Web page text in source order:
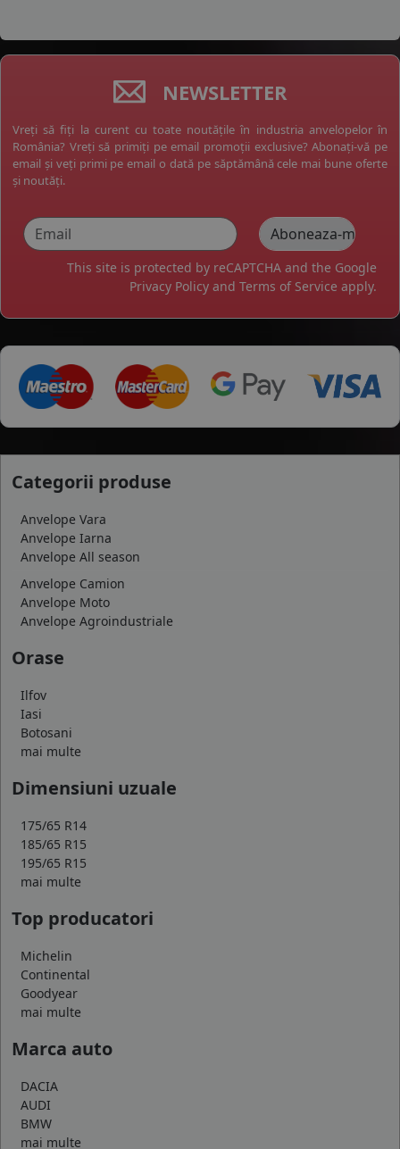
NEWSLETTER
Vreți să fiți la curent cu toate noutățile în industria anvelopelor în
România? Vreți să primiți pe email promoții exclusive? Abonați-vă pe
email și veți primi pe email o dată pe săptămână cele mai bune oferte
și noutăți.
This site is protected by reCAPTCHA and the Google
Privacy Policy and Terms of Service apply.
Categorii produse
Anvelope Vara
Anvelope Iarna
Anvelope All season
Anvelope Camion
Anvelope Moto
Anvelope Agroindustriale
Orase
Ilfov
Iasi
Botosani
mai multe
Dimensiuni uzuale
175/65 R14
185/65 R15
195/65 R15
mai multe
Top producatori
Michelin
Continental
Goodyear
mai multe
Marca auto
DACIA
AUDI
BMW
mai multe